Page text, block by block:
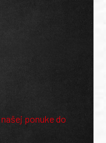
ponuke do